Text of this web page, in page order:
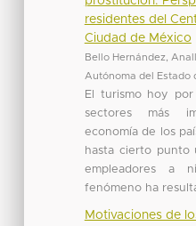
residentes del
Ciudad de México
Bello Hernández,
Autónoma del Estado
El turismo hoy
sectores más
economía de los
hasta cierto punto
empleadores a
fenómeno ha
Motivaciones de